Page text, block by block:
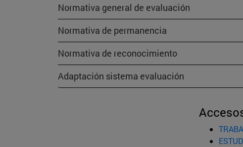
Normativa general de evaluación
Normativa de permanencia
Normativa de reconocimiento
Adaptación sistema evaluación